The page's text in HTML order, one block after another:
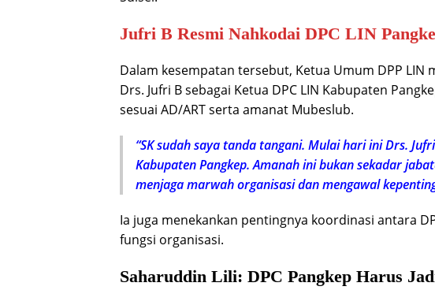
Jufri B Resmi Nahkodai DPC LIN
Dalam kesempatan tersebut, Ketua Umum DPP LIN
Drs. Jufri B sebagai Ketua DPC LIN Kabupaten
sesuai AD/ART serta amanat Mubeslub.
“SK sudah saya tanda tangani. Mulai hari ini Drs.
Kabupaten Pangkep. Amanah ini bukan sekadar
menjaga marwah organisasi dan mengawal
Ia juga menekankan pentingnya koordinasi antara
fungsi organisasi.
Saharuddin Lili: DPC Pangkep Harus